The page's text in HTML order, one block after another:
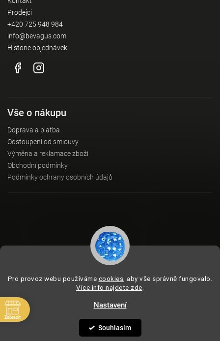
Pro provoz webu používáme cookies , aby vše správně fungovalo.
Více info najdete zde
Nastavení
Souhlasím
Prodejci
+420 725 948 984
info@bevagus.com
Historie objednávek
Vše o nákupu
Doprava a platba
Odstoupení od smlouvy
Výměna a reklamace zboží
Obchodní podmínky
Podmínky ochrany osobních údajů
Copyright 2026 BeVagus.com. Všechna práva vyhrazena.
Zobrazit